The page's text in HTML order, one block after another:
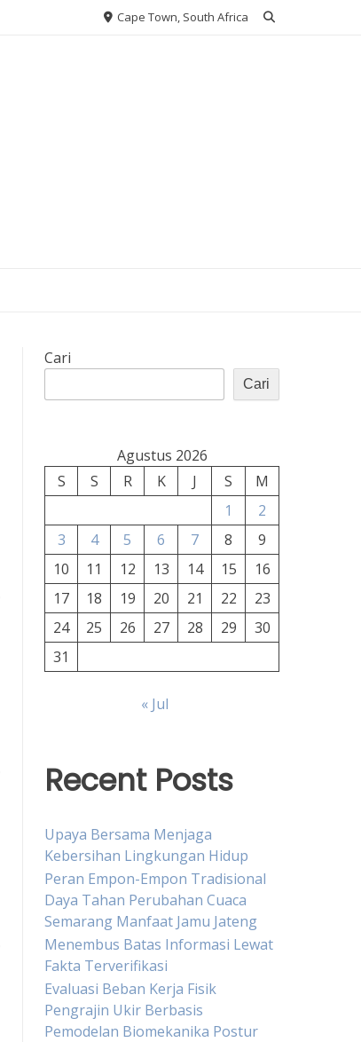
Cape Town, South Africa
Cari
Cari
Agustus 2026
S
S R K J S
M
1
2
3
4 5 6 7 8
9
10
11 12 13 14 15
16
17
18 19 20 21 22
23
24
25 26 27 28 29
30
31
« Jul
Recent Posts
Upaya Bersama Menjaga
Kebersihan Lingkungan Hidup
Peran Empon-Empon Tradisional
Daya Tahan Perubahan Cuaca
Semarang Manfaat Jamu Jateng
Menembus Batas Informasi Lewat
Fakta Terverifikasi
Evaluasi Beban Kerja Fisik
Pengrajin Ukir Berbasis
Pemodelan Biomekanika Postur